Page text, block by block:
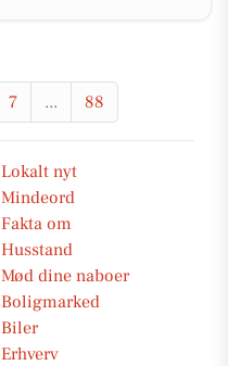
7 ... 88
Lokalt nyt
Mindeord
Fakta om
Husstand
Mød dine naboer
Boligmarked
Biler
Erhverv